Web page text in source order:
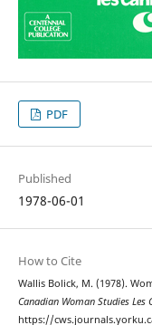
PDF
Published
1978-06-01
How to Cite
Wallis Bolick, M. (1978).
Canadian Woman Studies Les
https://